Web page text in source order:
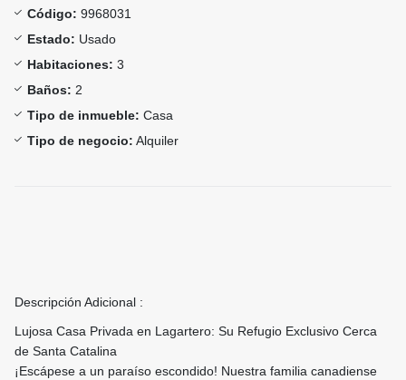
Código: 9968031
Estado: Usado
Habitaciones: 3
Baños: 2
Tipo de inmueble: Casa
Tipo de negocio: Alquiler
Descripción Adicional :
Lujosa Casa Privada en Lagartero: Su Refugio Exclusivo Cerca
de Santa Catalina
¡Escápese a un paraíso escondido! Nuestra familia canadiense